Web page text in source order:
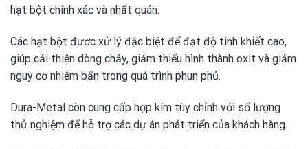
hạt bột chính xác và nhất quán.
Các hạt bột được xử lý đặc biệt để đạt độ tinh khiết cao,
giúp cải thiện dòng chảy, giảm thiểu hình thành oxit và giảm
nguy cơ nhiễm bẩn trong quá trình phun phủ.
Dura-Metal còn cung cấp hợp kim tùy chỉnh với số lượng
thử nghiệm để hỗ trợ các dự án phát triển của khách hàng.